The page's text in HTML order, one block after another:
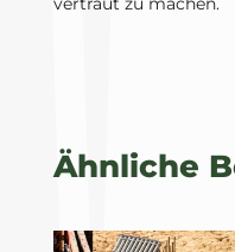
Ähnliche